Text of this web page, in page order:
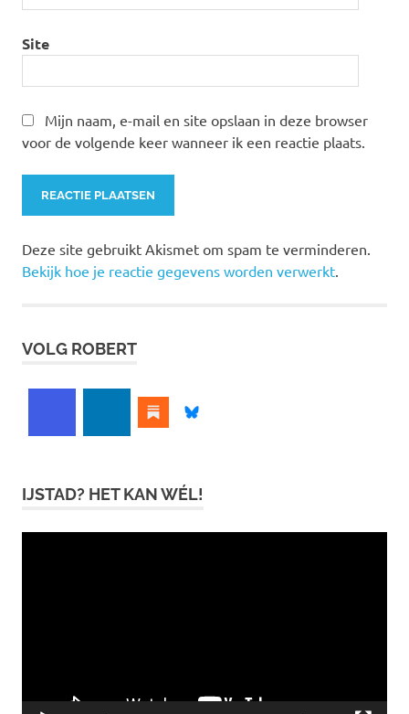
Site
Mijn naam, e-mail en site opslaan in deze browser
voor de volgende keer wanneer ik een reactie plaats.
Deze site gebruikt Akismet om spam te verminderen.
Bekijk hoe je reactie gegevens worden verwerkt.
VOLG ROBERT
IJSTAD? HET KAN WÉL!